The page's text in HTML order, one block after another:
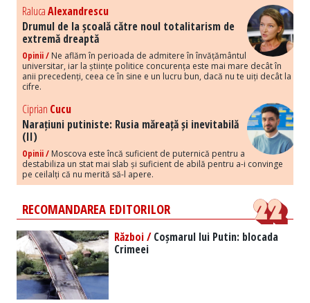
RalucaAlexandrescu
Drumul de la școală către noul totalitarism de
extremă dreaptă
Opinii / Ne aflăm în perioada de admitere în învățământul
universitar, iar la științe politice concurența este mai mare decât în
anii precedenți, ceea ce în sine e un lucru bun, dacă nu te uiți decât la
cifre.
Ciprian Cucu
Narațiuni putiniste: Rusia măreață și inevitabilă
(II)
Opinii / Moscova este încă suficient de puternică pentru a
destabiliza un stat mai slab și suficient de abilă pentru a-i convinge
pe ceilalți că nu merită să-l apere.
RECOMANDAREA EDITORILOR
Război /Coșmarul lui Putin: blocada
Crimeei